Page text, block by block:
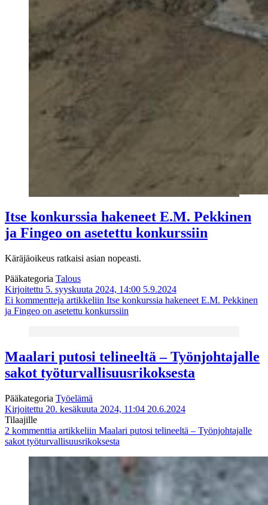
Itse konkurssia hakeneet E.M. Pekkinen
ja Fingeo on asetettu konkurssiin
Käräjäoikeus ratkaisi asian nopeasti.
Pääkategoria Talous
Kirjoitettu 5. syyskuuta 2024, 14:00 5.9.2024
Ei kommentteja artikkeliin Itse konkurssia hakeneet E.M. Pekkinen
ja Fingeo on asetettu konkurssiin
Maalari putosi telineeltä – Työnjohtajalle
sakot työturvallisuusrikoksesta
Pääkategoria Työelämä
Kirjoitettu 20. kesäkuuta 2024, 11:04 20.6.2024
Tilaajille
2 kommenttia artikkeliin Maalari putosi telineeltä – Työnjohtajalle
sakot työturvallisuusrikoksesta